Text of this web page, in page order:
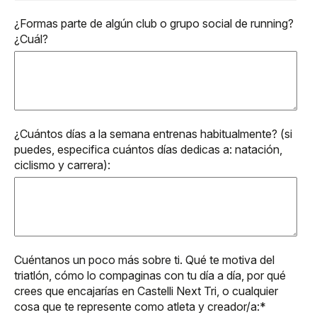
¿Formas parte de algún club o grupo social de running?
¿Cuál?
¿Cuántos días a la semana entrenas habitualmente? (si
puedes, especifica cuántos días dedicas a: natación,
ciclismo y carrera):
Cuéntanos un poco más sobre ti. Qué te motiva del
triatlón, cómo lo compaginas con tu día a día, por qué
crees que encajarías en Castelli Next Tri, o cualquier
cosa que te represente como atleta y creador/a:*